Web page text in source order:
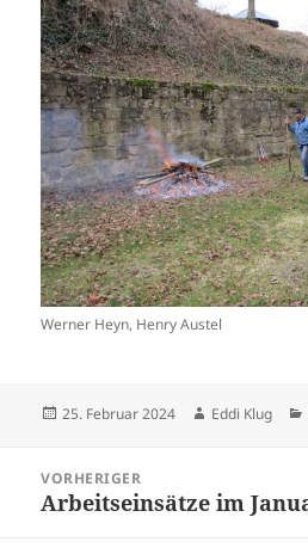
Werner Heyn, Henry Austel
Veröffentlicht
25. Februar 2024 Autor
Eddi Klug
VORHERIGER
Vorheriger
Arbeitseinsätze im